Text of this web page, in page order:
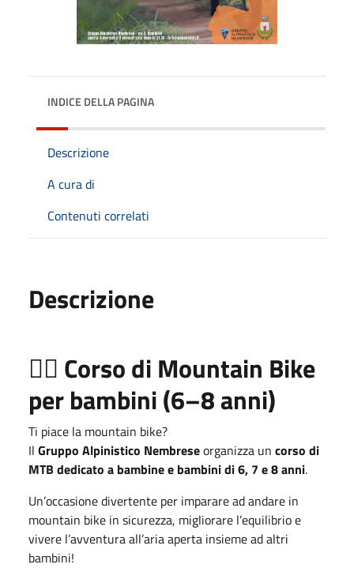
INDICE DELLA PAGINA
Descrizione
A cura di
Contenuti correlati
Descrizione
🚵‍♂️ Corso di Mountain Bike
per bambini (6–8 anni)
Ti piace la mountain bike?
Il Gruppo Alpinistico Nembreseorganizza un corso di
MTB dedicato a bambine e bambini di 6, 7 e 8 anni.
Un’occasione divertente per imparare ad andare in
mountain bike in sicurezza, migliorare l’equilibrio e
vivere l’avventura all’aria aperta insieme ad altri
bambini!